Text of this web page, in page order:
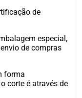
de
especial,
de compras
forma
corte é através de